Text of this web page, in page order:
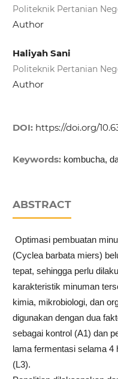
Politeknik Pertanian
Author
Haliyah Sani
Politeknik Pertanian
Author
DOI: https://doi.org/
Keywords: kombucha,
ABSTRACT
Optimasi pembuatan
(Cyclea barbata miers)
tepat, sehingga perlu
karakteristik minuman
kimia, mikrobiologi, dan
digunakan dengan dua
sebagai kontrol (A1) dan
lama fermentasi selama 4
(L3).